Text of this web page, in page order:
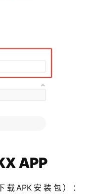
APP
APK安装包）：